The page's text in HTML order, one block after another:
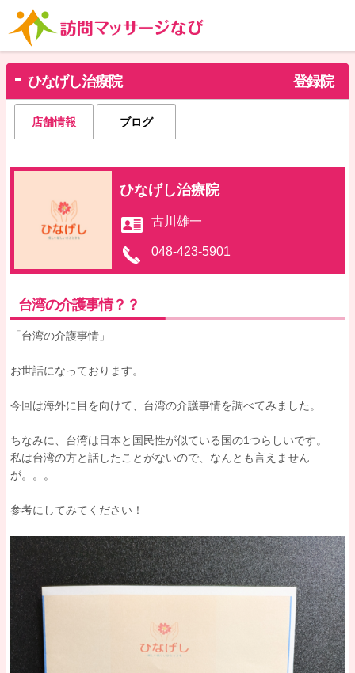
ひなげし治療院 登録院
店舗情報 ブログ
ひなげし治療院
古川雄一
048-423-5901
台湾の介護事情？？
「台湾の介護事情」
お世話になっております。
今回は海外に目を向けて、台湾の介護事情を調べてみました。
ちなみに、台湾は日本と国民性が似ている国の1つらしいです。
私は台湾の方と話したことがないので、なんとも言えません
が。。。
参考にしてみてください！